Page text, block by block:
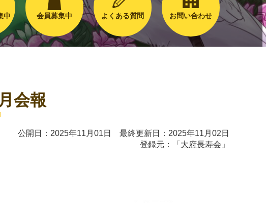
中 会員募集中 よくある質問 お問い合わせ
会報
公開日：2025年11月01日 最終更新日：2025年11月02日
登録元：「 大府長寿会 」